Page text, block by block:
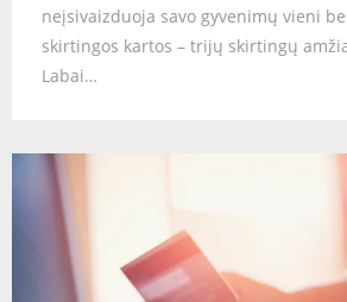
neįsivaizduoja savo gyvenimų vieni
skirtingos kartos – trijų skirtingų
Labai…